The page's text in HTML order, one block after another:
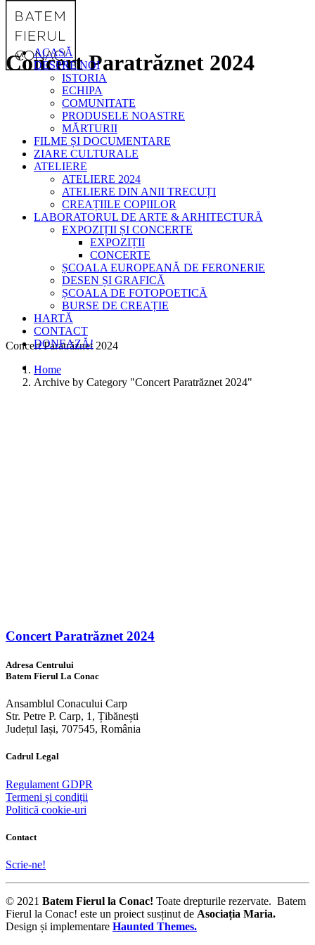
ACASĂ
DESPRE NOI
ISTORIA
ECHIPA
COMUNITATE
PRODUSELE NOASTRE
MĂRTURII
FILME ȘI DOCUMENTARE
ZIARE CULTURALE
ATELIERE
ATELIERE 2024
ATELIERE DIN ANII TRECUȚI
CREAȚIILE COPIILOR
LABORATORUL DE ARTE & ARHITECTURĂ
EXPOZIȚII ȘI CONCERTE
EXPOZIȚII
CONCERTE
ȘCOALA EUROPEANĂ DE FERONERIE
DESEN ȘI GRAFICĂ
ȘCOALA DE FOTOPOETICĂ
BURSE DE CREAȚIE
HARTĂ
CONTACT
DONEAZĂ!
Concert Paratrăznet 2024
Concert Paratrăznet 2024
Home
Archive by Category "Concert Paratrăznet 2024"
Concert Paratrăznet 2024
Adresa Centrului
Batem Fierul La Conac
Ansamblul Conacului Carp
Str. Petre P. Carp, 1, Țibănești
Județul Iași, 707545, România
Cadrul Legal
Regulament GDPR
Termeni și condiții
Politică cookie-uri
Contact
Scrie-ne!
© 2021 Batem Fierul la Conac! Toate drepturile rezervate. Batem
Fierul la Conac! este un proiect susținut de Asociația Maria.
Design și implementare Haunted Themes.